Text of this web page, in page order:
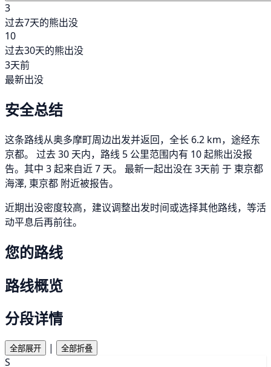
3
过去7天的熊出没
10
过去30天的熊出没
3天前
最新出没
安全总结
这条路线从奥多摩町周边出发并返回，全长 6.2 km，途经东
京都。 过去 30 天内，路线 5 公里范围内有 10 起熊出没报
告。其中 3 起来自近 7 天。 最新一起出没在 3天前 于 東京都
海澤, 東京都 附近被报告。
近期出没密度较高，建议调整出发时间或选择其他路线，等活
动平息后再前往。
您的路线
路线概览
分段详情
全部展开 | 全部折叠
S